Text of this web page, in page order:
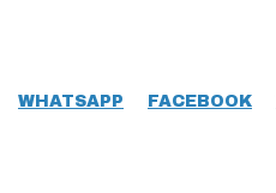
WHATSAPP FACEBOOK